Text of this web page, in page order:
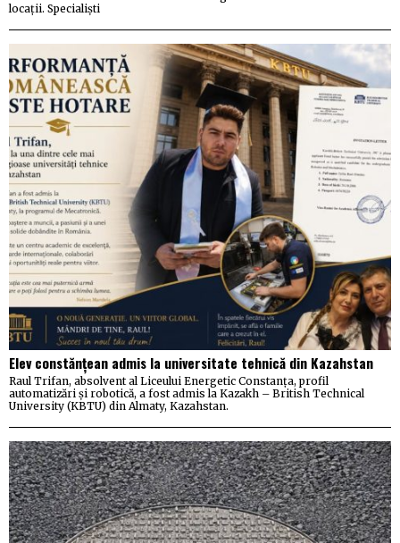
locații. Specialiști
Elev constănțean admis la universitate tehnică din Kazahstan
Raul Trifan, absolvent al Liceului Energetic Constanța, profil
automatizări și robotică, a fost admis la Kazakh – British Technical
University (KBTU) din Almaty, Kazahstan.